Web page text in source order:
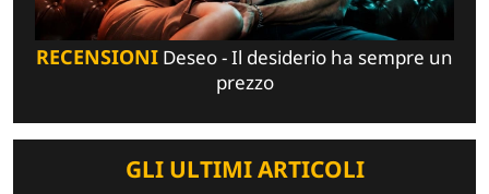
RECENSIONI Deseo - Il desiderio ha sempre un
prezzo
GLI ULTIMI ARTICOLI